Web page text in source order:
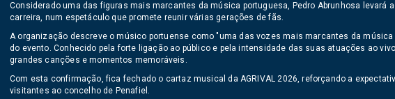
Considerado uma das figuras mais marcantes da música portuguesa, Pedro Abrunhosa
carreira, num espetáculo que promete reunir várias gerações de fãs.
A organização descreve o músico portuense como "uma das vozes mais marcantes da
do evento. Conhecido pela forte ligação ao público e pela intensidade das suas atuações ao
grandes canções e momentos memoráveis.
Com esta confirmação, fica fechado o cartaz musical da AGRIVAL 2026, reforçando a
visitantes ao concelho de Penafiel.